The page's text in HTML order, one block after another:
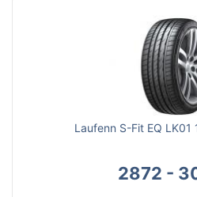
Laufenn S-Fit EQ
2872 -